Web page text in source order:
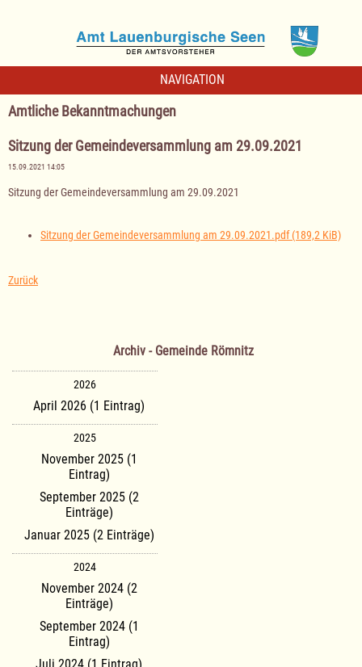
NAVIGATION
Amtliche Bekanntmachungen
Sitzung der Gemeindeversammlung am 29.09.2021
15.09.2021 14:05
Sitzung der Gemeindeversammlung am 29.09.2021
Sitzung der Gemeindeversammlung am 29.09.2021.pdf(189,2 KiB)
Zurück
Archiv - Gemeinde Römnitz
2026
April 2026 (1 Eintrag)
2025
November 2025 (1
Eintrag)
September 2025 (2
Einträge)
Januar 2025 (2 Einträge)
2024
November 2024 (2
Einträge)
September 2024 (1
Eintrag)